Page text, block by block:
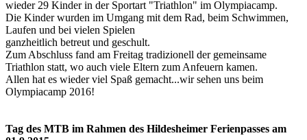
wieder 29 Kinder in der Sportart "Triathlon" im Olympiacamp.
Die Kinder wurden im Umgang mit dem Rad, beim Schwimmen,
Laufen und bei vielen Spielen
ganzheitlich betreut und geschult.
Zum Abschluss fand am Freitag tradizionell der gemeinsame
Triathlon statt, wo auch viele Eltern zum Anfeuern kamen.
Allen hat es wieder viel Spaß gemacht...wir sehen uns beim
Olympiacamp 2016!
Tag des MTB im Rahmen des Hildesheimer Ferienpasses am